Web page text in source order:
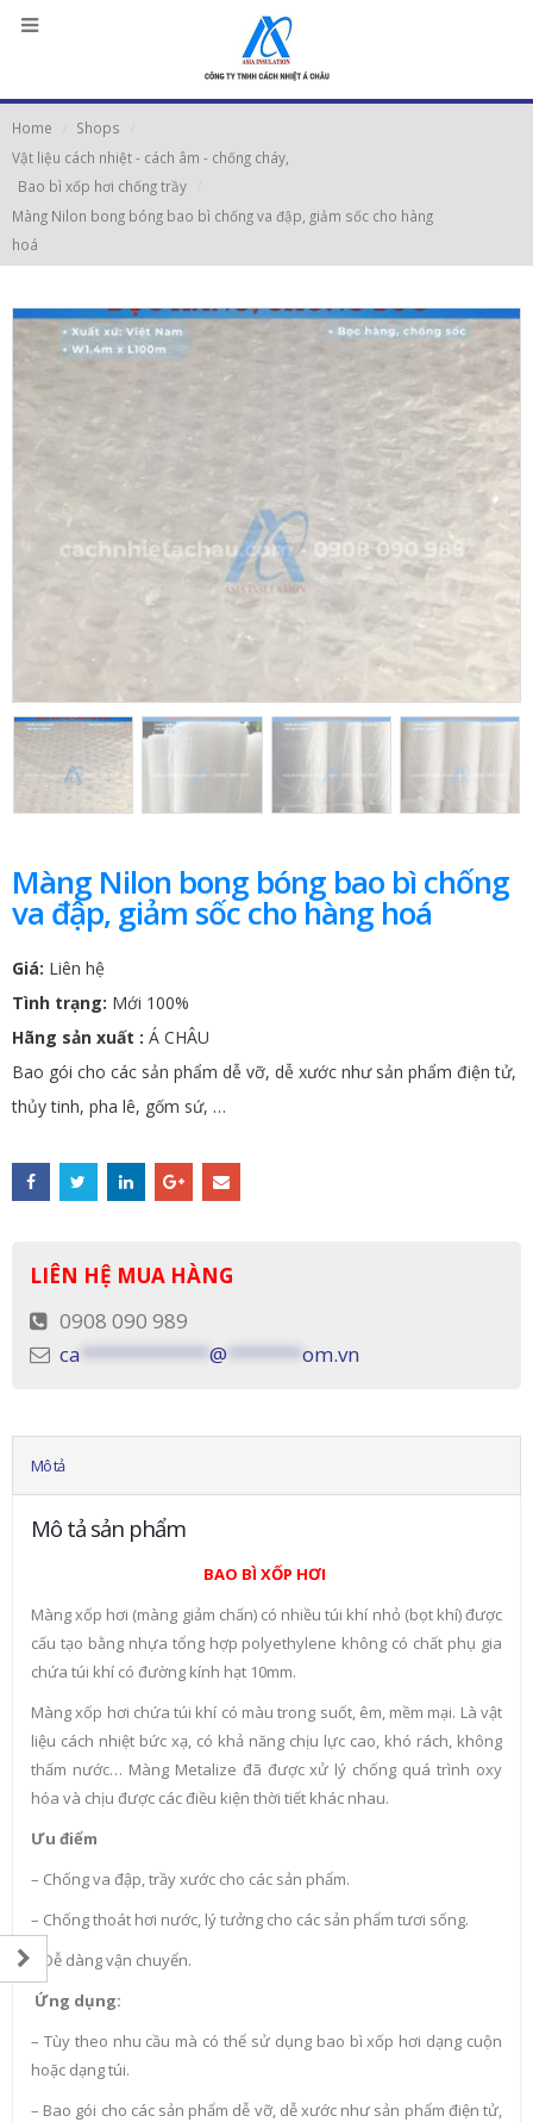
Home
Shops
Vật liệu cách nhiệt - cách âm - chống cháy
Bao bì xốp hơi chống trầy
Màng Nilon bong bóng bao bì chống va đập, giảm sốc cho hàng
hoá
Màng Nilon bong bóng bao bì chống
va đập, giảm sốc cho hàng hoá
Giá: Liên hệ
Tình trạng: Mới 100%
Hãng sản xuất : Á CHÂU
Bao gói cho các sản phẩm dễ vỡ, dễ xước như sản phẩm điện tử,
thủy tinh, pha lê, gốm sứ, …
LIÊN HỆ MUA HÀNG
0908 090 989
ca
@ om.vn
Mô tả
Mô tả sản phẩm
BAO BÌ XỐP HƠI
Màng xốp hơi (màng giảm chấn) có nhiều túi khí nhỏ (bọt khí) được
cấu tạo bằng nhựa tổng hợp polyethylene không có chất phụ gia
chứa túi khí có đường kính hạt 10mm.
Màng xốp hơi chứa túi khí có màu trong suốt, êm, mềm mại. Là vật
liệu cách nhiệt bức xạ, có khả năng chịu lực cao, khó rách, không
thấm nước… Màng Metalize đã được xử lý chống quá trình oxy
hóa và chịu được các điều kiện thời tiết khác nhau.
Ưu điểm
– Chống va đập, trầy xước cho các sản phẩm.
– Chống thoát hơi nước, lý tưởng cho các sản phẩm tươi sống.
– Dễ dàng vận chuyển.
Ứng dụng:
– Tùy theo nhu cầu mà có thể sử dụng bao bì xốp hơi dạng cuộn
hoặc dạng túi.
– Bao gói cho các sản phẩm dễ vỡ, dễ xước như sản phẩm điện tử,